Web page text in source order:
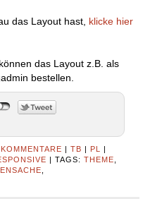
das Layout hast, klicke hier
das Layout z.B. als
bestellen.
KOMMENTARE | TB | PL
|
| TAGS: THEME